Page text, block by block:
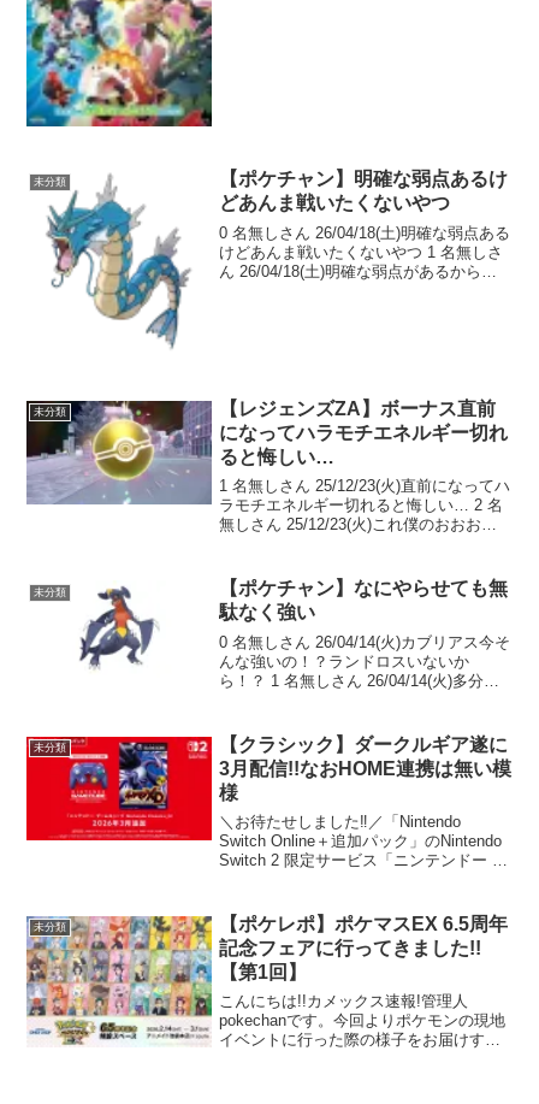
未分類
【ポケチャン】明確な弱点あるけ
どあんま戦いたくないやつ
0 名無しさん 26/04/18(土)明確な弱点ある
けどあんま戦いたくないやつ 1 名無しさ
ん 26/04/18(土)明確な弱点があるからそ
未分類
【レジェンズZA】ボーナス直前
になってハラモチエネルギー切れ
ると悔しい…
1 名無しさん 25/12/23(火)直前になってハ
ラモチエネルギー切れると悔しい… 2 名
無しさん 25/12/23(火)これ僕のおおおお
らアスレチックに向かう...
未分類
【ポケチャン】なにやらせても無
駄なく強い
0 名無しさん 26/04/14(火)カブリアス今そ
んな強いの！？ランドロスいないか
ら！？ 1 名無しさん 26/04/14(火)多分そ
26/04/14(火...
未分類
【クラシック】ダークルギア遂に
3月配信!!なおHOME連携は無い模
様
＼お待たせしました‼️／「Nintendo
Switch Online＋追加パック」のNintendo
Switch 2 限定サービス「ニンテンドー ゲ
未分類
【ポケレポ】ポケマスEX 6.5周年
記念フェアに行ってきました!!
【第1回】
こんにちは!!カメックス速報!管理人
pokechanです。今回よりポケモンの現地
イベントに行った際の様子をお届けする